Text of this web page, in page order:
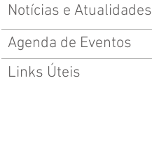
Notícias e Atualidades
Agenda de Eventos
Links Úteis